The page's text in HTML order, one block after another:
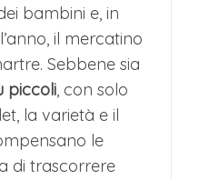
bambini e, in
il mercatino
Sebbene sia
piccoli, con solo
la varietà e il
le
di trascorrere